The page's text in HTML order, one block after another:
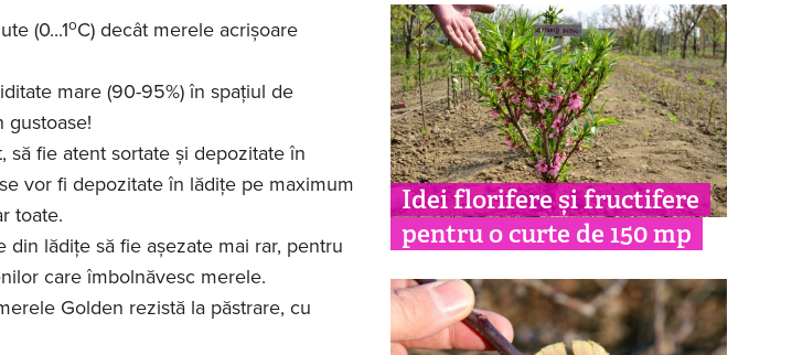
(0...1oC) decât merele acrișoare
mare (90-95%) în spațiul de
gustoase!
să fie atent sortate și depozitate în
vor fi depozitate în lădițe pe maximum
toate.
lădițe să fie așezate mai rar, pentru
care îmbolnăvesc merele.
Golden rezistă la păstrare, cu
Idei florifere și fructifere
pentru o curte de 150 mp